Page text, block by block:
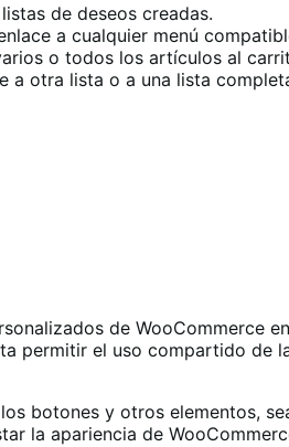
de deseos creadas.
a cualquier menú
o todos los artículos al
otra lista o a una lista
de WooCommerce
permitir el uso compartido
botones y otros elementos,
la apariencia de